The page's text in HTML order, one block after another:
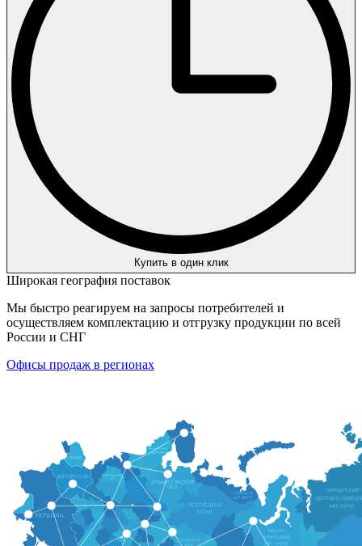
Купить в один клик
Широкая география поставок
Мы быстро реагируем на запросы потребителей и
осуществляем комплектацию и отгрузку продукции по всей
России и СНГ
Офисы продаж в регионах